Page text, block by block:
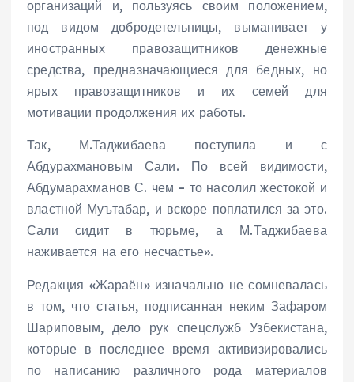
организаций и, пользуясь своим положением,
под видом добродетельницы, выманивает у
иностранных правозащитников денежные
средства, предназначающиеся для бедных, но
ярых правозащитников и их семей для
мотивации продолжения их работы.
Так, М.Таджибаева поступила и с
Абдурахмановым Сали. По всей видимости,
Абдумарахманов С. чем – то насолил жестокой и
властной Муътабар, и вскоре поплатился за это.
Сали сидит в тюрьме, а М.Таджибаева
наживается на его несчастье».
Редакция «Жараён» изначально не сомневалась
в том, что статья, подписанная неким Зафаром
Шариповым, дело рук спецслужб Узбекистана,
которые в последнее время активизировались
по написанию различного рода материалов